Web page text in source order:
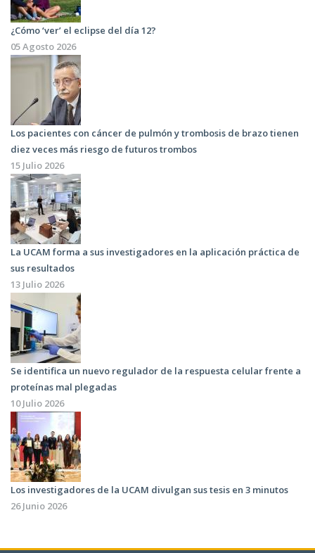
¿Cómo ‘ver’ el eclipse del día 12?
05 Agosto 2026
Los pacientes con cáncer de pulmón y trombosis de brazo tienen
diez veces más riesgo de futuros trombos
15 Julio 2026
La UCAM forma a sus investigadores en la aplicación práctica de
sus resultados
13 Julio 2026
Se identifica un nuevo regulador de la respuesta celular frente a
proteínas mal plegadas
10 Julio 2026
Los investigadores de la UCAM divulgan sus tesis en 3 minutos
26 Junio 2026